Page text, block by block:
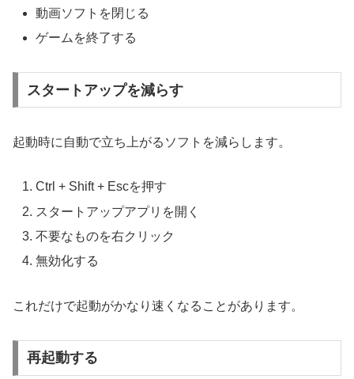
動画ソフトを閉じる
ゲームを終了する
スタートアップを減らす
起動時に自動で立ち上がるソフトを減らします。
Ctrl + Shift + Escを押す
スタートアップアプリを開く
不要なものを右クリック
無効化する
これだけで起動がかなり速くなることがあります。
再起動する